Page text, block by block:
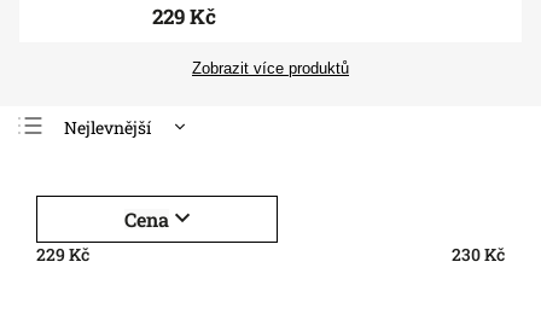
229 Kč
Zobrazit více produktů
Nejlevnější
Nejprodávanější
Abecedně
Cena
229Kč 230Kč